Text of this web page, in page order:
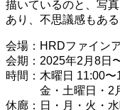
描いているのと、写
あり、不思議感もある
会場：HRDファイン
会期：2025年2月8日
時間：木曜日 11:00〜
金・土曜日・2月
休廊：日・月・火・水